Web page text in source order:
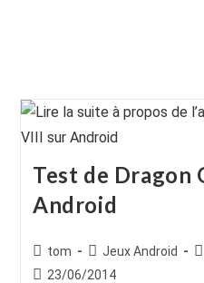
Test de Dragon
Android
Auteur/autrice
de
tom
Post
category:
Jeux Android
Publication
23/06/2014